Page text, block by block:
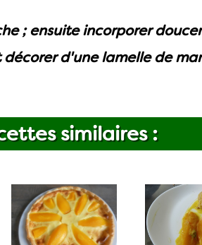
; ensuite incorporer
d'une lamelle de
similaires :